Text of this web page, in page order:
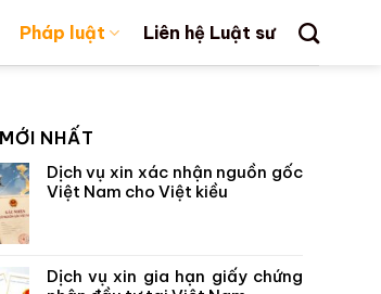
Pháp luật Liên hệ Luật sư
NHẤT
Dịch vụ xin xác nhận nguồn gốc
Việt Nam cho Việt kiều
Dịch vụ xin gia hạn giấy chứng